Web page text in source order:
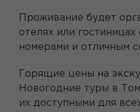
Проживание будет
отелях или
номерами и отличным
Горящие цены на
Новогодние туры в
их доступными для